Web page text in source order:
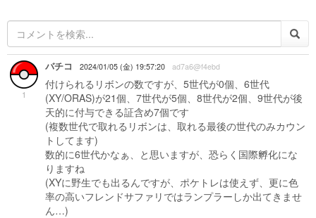
1
バチコ 2024/01/05 (金) 19:57:20 ad7a6@f4ebd
付けられるリボンの数ですが、5世代が0個、6世代
(XY/ORAS)が21個、7世代が5個、8世代が2個、9世代が後
天的に付与できる証含め7個です
(複数世代で取れるリボンは、取れる最後の世代のみカウン
トしてます)
数的に6世代かなぁ、と思いますが、恐らく国際孵化にな
りますね
(XYに野生でも出るんですが、ポケトレは使えず、更に色
率の高いフレンドサファリではランプラーしか出てきませ
ん…)